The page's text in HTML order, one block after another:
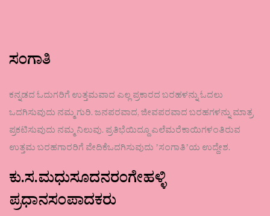
ಸಂಗಾತಿ
ಕನ್ನಡದ ಓದುಗರಿಗೆ ಉತ್ತಮವಾದ ಎಲ್ಲ ಪ್ರಕಾರದ ಬರಹಳನ್ನು ಓದಲು
ಒದಗಿಸುವುದು ನಮ್ಮ ಗುರಿ. ಜನಪರವಾದ, ಜೀವಪರವಾದ ಬರಹಗಳನ್ನು ಮಾತ್ರ
ಪ್ರಕಟಿಸುವುದು ನಮ್ಮ ನಿಲುವು. ಪ್ರತಿಭೆಯಿದ್ದೂ ಎಲೆಮರೆಕಾಯಿಗಳಂತಿರುವ
ಉತ್ತಮ ಬರಹಗಾರರಿಗೆ ವೇದಿಕೆಒದಗಿಸುವುದು ʼಸಂಗಾತಿʼಯ ಉದ್ದೇಶ.
ಕು.ಸ.ಮಧುಸೂದನರಂಗೇಹಳ್ಳಿ
ಪ್ರಧಾನಸಂಪಾದಕರು